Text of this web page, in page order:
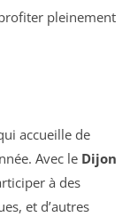
pleinement
accueille de
Avec le Dijon
à des
et d’autres